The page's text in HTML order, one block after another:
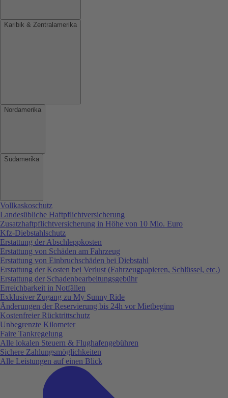
Karibik & Zentralamerika
Nordamerika
Südamerika
Vollkaskoschutz
Landesübliche Haftpflichtversicherung
Zusatzhaftpflichtversicherung in Höhe von 10 Mio. Euro
Kfz-Diebstahlschutz
Erstattung der Abschleppkosten
Erstattung von Schäden am Fahrzeug
Erstattung von Einbruchschäden bei Diebstahl
Erstattung der Kosten bei Verlust (Fahrzeugpapieren, Schlüssel, etc.)
Erstattung der Schadenbearbeitungsgebühr
Erreichbarkeit in Notfällen
Exklusiver Zugang zu My Sunny Ride
Änderungen der Reservierung bis 24h vor Mietbeginn
Kostenfreier Rücktrittschutz
Unbegrenzte Kilometer
Faire Tankregelung
Alle lokalen Steuern & Flughafengebühren
Sichere Zahlungsmöglichkeiten
Alle Leistungen auf einen Blick